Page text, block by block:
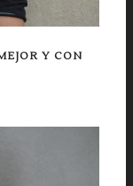
Y CON